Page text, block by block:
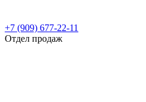
+7 (909) 677-22-11
Отдел продаж